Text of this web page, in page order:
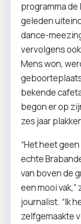
programma de
geleden
dance-
vervolgens
Mens won,
bekende
begon er op
zes jaar
“Het heet
echte
van boven de
een mooi
journalist. “Ik
zelfgemaakte